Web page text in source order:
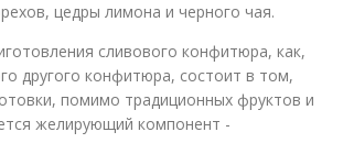
цедры лимона и черного чая.
сливового конфитюра, как,
другого конфитюра, состоит в том,
помимо традиционных фруктов и
желирующий компонент -